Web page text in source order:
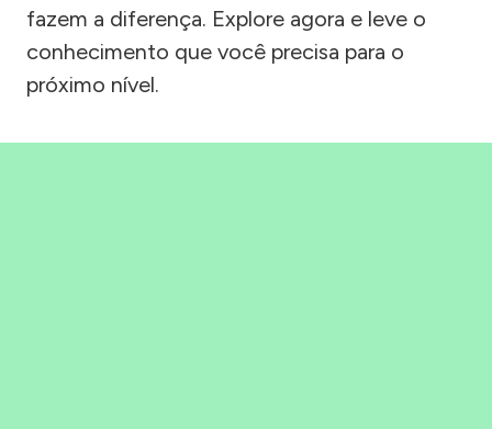
fazem a diferença. Explore agora e leve o
conhecimento que você precisa para o
próximo nível.